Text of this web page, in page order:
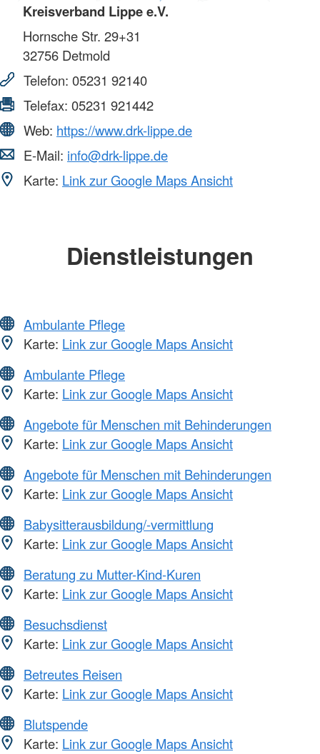
Kreisverband Lippe e.V.
Hornsche Str. 29+31
32756 Detmold
Telefon: 05231 92140
Telefax: 05231 921442
Web: https://www.drk-lippe.de
E-Mail: info@drk-lippe.de
Karte: Link zur Google Maps Ansicht
Dienstleistungen
Ambulante Pflege
Karte: Link zur Google Maps Ansicht
Ambulante Pflege
Karte: Link zur Google Maps Ansicht
Angebote für Menschen mit Behinderungen
Karte: Link zur Google Maps Ansicht
Angebote für Menschen mit Behinderungen
Karte: Link zur Google Maps Ansicht
Babysitterausbildung/-vermittlung
Karte: Link zur Google Maps Ansicht
Beratung zu Mutter-Kind-Kuren
Karte: Link zur Google Maps Ansicht
Besuchsdienst
Karte: Link zur Google Maps Ansicht
Betreutes Reisen
Karte: Link zur Google Maps Ansicht
Blutspende
Karte: Link zur Google Maps Ansicht